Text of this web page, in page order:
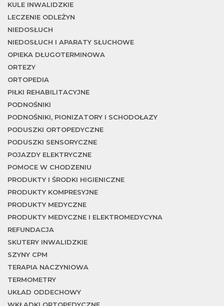
KULE INWALIDZKIE
LECZENIE ODLEŻYN
NIEDOSŁUCH
NIEDOSŁUCH I APARATY SŁUCHOWE
OPIEKA DŁUGOTERMINOWA
ORTEZY
ORTOPEDIA
PIŁKI REHABILITACYJNE
PODNOŚNIKI
PODNOŚNIKI, PIONIZATORY I SCHODOŁAZY
PODUSZKI ORTOPEDYCZNE
PODUSZKI SENSORYCZNE
POJAZDY ELEKTRYCZNE
POMOCE W CHODZENIU
PRODUKTY I ŚRODKI HIGIENICZNE
PRODUKTY KOMPRESYJNE
PRODUKTY MEDYCZNE
PRODUKTY MEDYCZNE I ELEKTROMEDYCYNA
REFUNDACJA
SKUTERY INWALIDZKIE
SZYNY CPM
TERAPIA NACZYNIOWA
TERMOMETRY
UKŁAD ODDECHOWY